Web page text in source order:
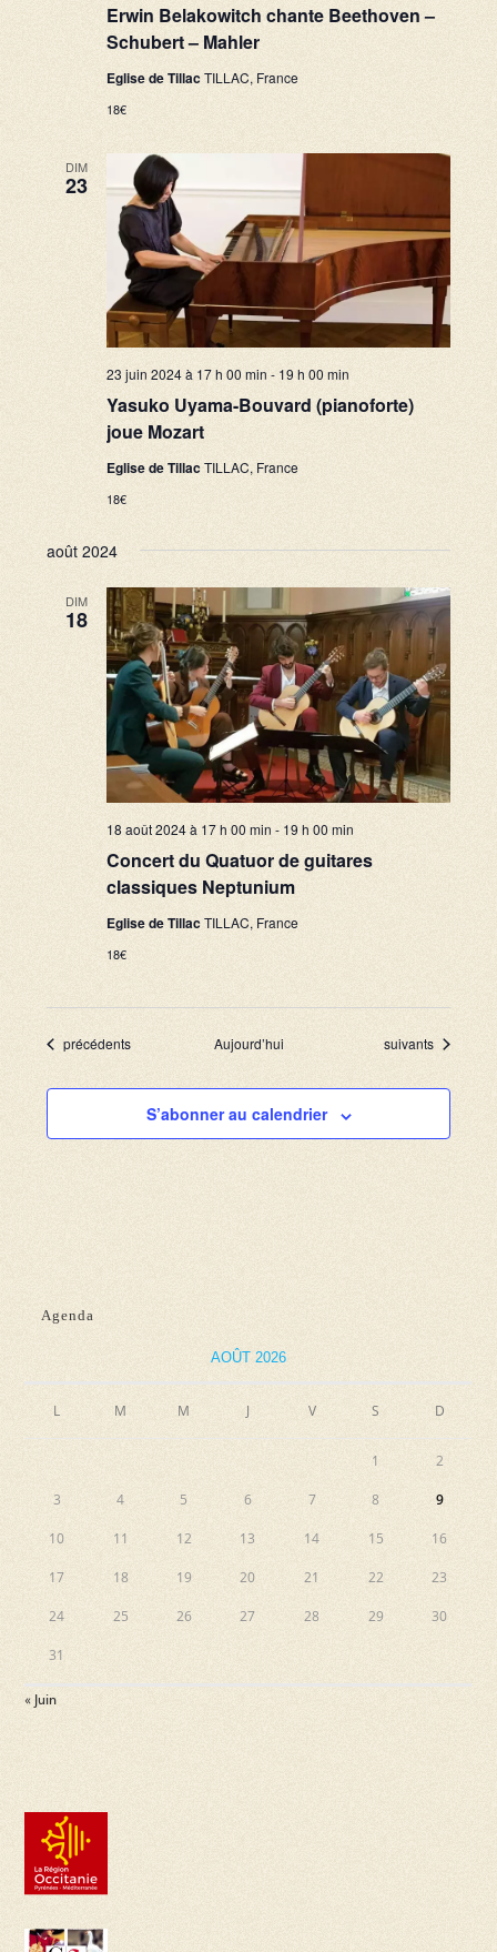
Erwin Belakowitch chante Beethoven –
Schubert – Mahler
Eglise de TillacTILLAC, France
18€
DIM
23
Yasuko Uyama-Bouvard (pianoforte)
joue Mozart
23 juin 2024 à 17 h 00 min - 19 h 00 min
Eglise de TillacTILLAC, France
18€
août 2024
DIM
18
Concert du Quatuor de guitares
classiques Neptunium
18 août 2024 à 17 h 00 min - 19 h 00 min
Eglise de TillacTILLAC, France
18€
Évènements
précédents Aujourd’hui Évènements
suivants
S’abonner au calendrier
Agenda
AOÛT 2026
L M M J V S D
1 2
3 4 5 6 7 8 9
10 11 12 13 14 15 16
17 18 19 20 21 22 23
24 25 26 27 28 29 30
31
« Juin